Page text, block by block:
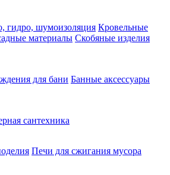
гидро, шумоизоляция Кровельные
материалы Скобяные изделия
для бани Банные аксессуары
сантехника
Печи для сжигания мусора